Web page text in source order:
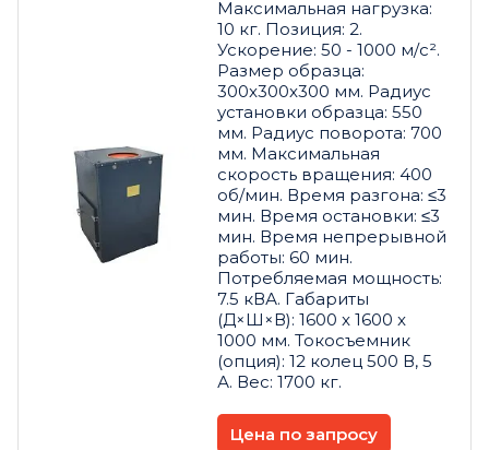
Максимальная нагрузка:
10 кг. Позиция: 2.
Ускорение: 50 - 1000 м/с².
Размер образца:
300x300x300 мм. Радиус
установки образца: 550
мм. Радиус поворота: 700
мм. Максимальная
скорость вращения: 400
об/мин. Время разгона: ≤3
мин. Время остановки: ≤3
мин. Время непрерывной
работы: 60 мин.
Потребляемая мощность:
7.5 кВА. Габариты
(Д×Ш×В): 1600 x 1600 x
1000 мм. Токосъемник
(опция): 12 колец 500 В, 5
А. Вес: 1700 кг.
Цена по запросу